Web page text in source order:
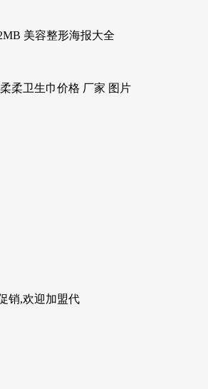
美容整形海报大全
柔卫生巾价格 厂家 图片
销,欢迎加盟代